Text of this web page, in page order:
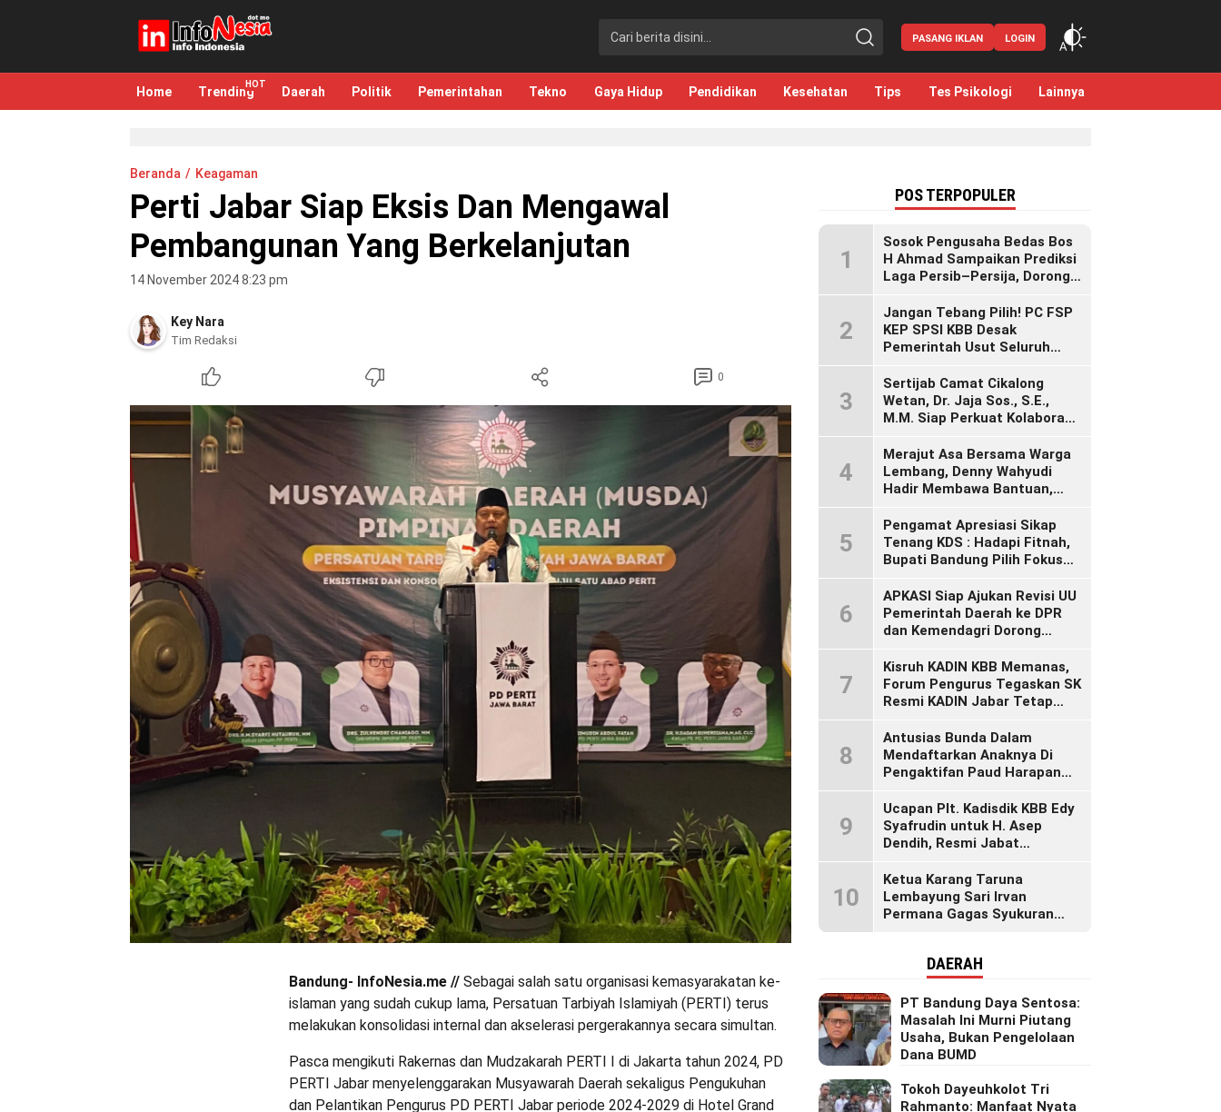
infonesia.me
Info Indonesia
PASANG IKLAN LOGIN
Home Trending Daerah Politik Pemerintahan Tekno Gaya Hidup Pendidikan Kesehatan Tips Tes Psikologi Lainnya
Beranda Keagaman
Perti Jabar Siap Eksis Dan Mengawal
Pembangunan Yang Berkelanjutan
14 November 2024 8:23 pm
Key Nara
Tim Redaksi
0
Bandung- InfoNesia.me // Sebagai salah satu organisasi kemasyarakatan ke-
islaman yang sudah cukup lama, Persatuan Tarbiyah Islamiyah (PERTI) terus
melakukan konsolidasi internal dan akselerasi pergerakannya secara simultan.
Pasca mengikuti Rakernas dan Mudzakarah PERTI I di Jakarta tahun 2024, PD
PERTI Jabar menyelenggarakan Musyawarah Daerah sekaligus Pengukuhan
dan Pelantikan Pengurus PD PERTI Jabar periode 2024-2029 di Hotel Grand
POS TERPOPULER
1
Sosok Pengusaha Bedas Bos
H Ahmad Sampaikan Prediksi
Laga Persib–Persija, Dorong
Berada
2
Jangan Tebang Pilih! PC FSP
KEP SPSI KBB Desak
Pemerintah Usut Seluruh
Langgar Hak Pekerja Pasca
Sidak KDM”
3
Sertijab Camat Cikalong
Wetan, Dr. Jaja Sos., S.E.,
M.M. Siap Perkuat Kolaborasi
Lebih Maju dan Sejahtera
4
Merajut Asa Bersama Warga
Lembang, Denny Wahyudi
Hadir Membawa Bantuan,
Menyalakan Semangat
Generasi Muda
5
Pengamat Apresiasi Sikap
Tenang KDS : Hadapi Fitnah,
Bupati Bandung Pilih Fokus
6
APKASI Siap Ajukan Revisi UU
Pemerintah Daerah ke DPR
dan Kemendagri Dorong
Daerah
7
Kisruh KADIN KBB Memanas,
Forum Pengurus Tegaskan SK
Resmi KADIN Jabar Tetap
Segera Bertindak
8
Antusias Bunda Dalam
Mendaftarkan Anaknya Di
Pengaktifan Paud Harapan
9
Ucapan Plt. Kadisdik KBB Edy
Syafrudin untuk H. Asep
Dendih, Resmi Jabat
10
Ketua Karang Taruna
Lembayung Sari Irvan
Permana Gagas Syukuran
Kebersamaan.
DAERAH
PT Bandung Daya Sentosa:
Masalah Ini Murni Piutang
Usaha, Bukan Pengelolaan
Dana BUMD
Tokoh Dayeuhkolot Tri
Rahmanto: Manfaat Nyata